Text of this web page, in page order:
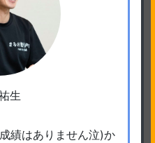
生
績はありません泣)か